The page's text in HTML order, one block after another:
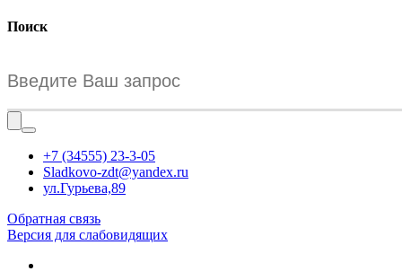
Поиск
+7 (34555) 23-3-05
Sladkovo-zdt@yandex.ru
ул.Гурьева,89
Обратная связь
Версия для слабовидящих